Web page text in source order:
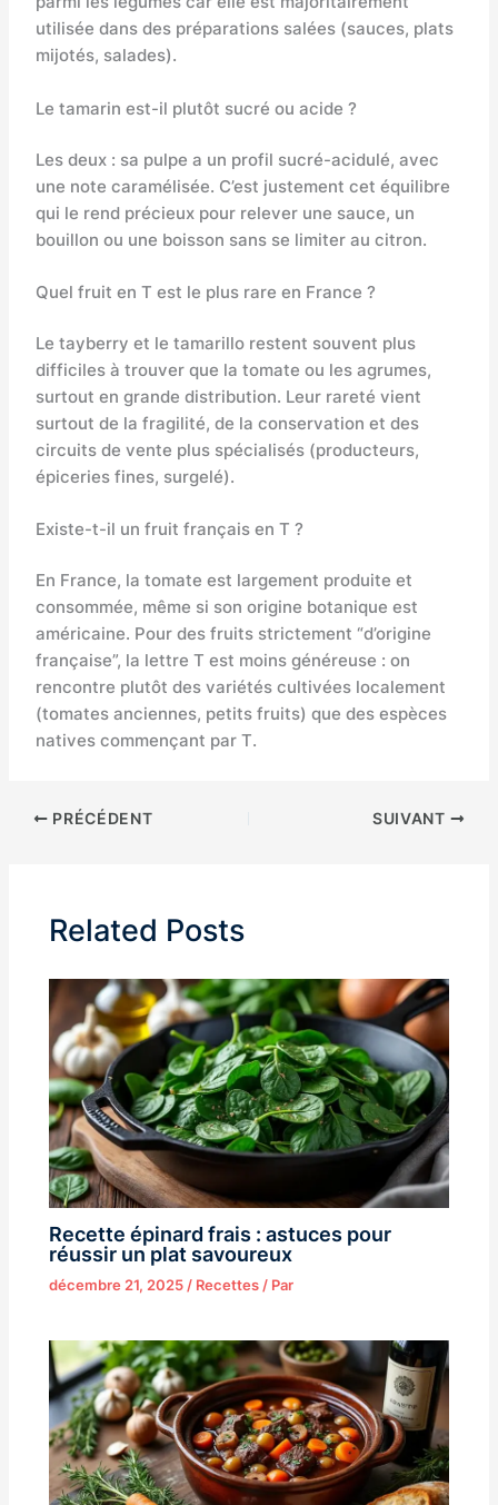
utilisée dans des préparations salées (sauces, plats
mijotés, salades).
Le tamarin est-il plutôt sucré ou acide ?
Les deux : sa pulpe a un profil sucré-acidulé, avec
une note caramélisée. C’est justement cet équilibre
qui le rend précieux pour relever une sauce, un
bouillon ou une boisson sans se limiter au citron.
Quel fruit en T est le plus rare en France ?
Le tayberry et le tamarillo restent souvent plus
difficiles à trouver que la tomate ou les agrumes,
surtout en grande distribution. Leur rareté vient
surtout de la fragilité, de la conservation et des
circuits de vente plus spécialisés (producteurs,
épiceries fines, surgelé).
Existe-t-il un fruit français en T ?
En France, la tomate est largement produite et
consommée, même si son origine botanique est
américaine. Pour des fruits strictement “d’origine
française”, la lettre T est moins généreuse : on
rencontre plutôt des variétés cultivées localement
(tomates anciennes, petits fruits) que des espèces
natives commençant par T.
PRÉCÉDENT SUIVANT
Related Posts
Recette épinard frais : astuces pour
réussir un plat savoureux
décembre 21, 2025/ Recettes / Par